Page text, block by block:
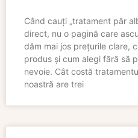
Când cauți „tratament păr
direct, nu o pagină care
dăm mai jos prețurile clare,
produs și cum alegi fără să
nevoie. Cât costă
noastră are trei